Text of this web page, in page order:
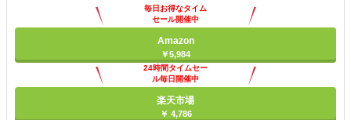
毎日お得なタイム
セール開催中
Amazon
￥5,984
24時間タイムセー
ル毎日開催中
楽天市場
￥ 4,786